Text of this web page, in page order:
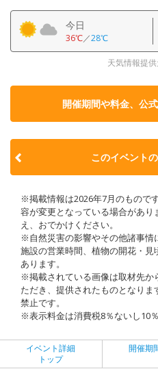
今日
36℃／28℃
天気情報提
開催期間や料金、公
このイベント
※掲載情報は2026年7月のもので
容が変更となっている場合があり
え、おでかけください。
※自然災害の影響やその他諸事情
施設の営業時間、植物の開花・
あります。
※掲載されている画像は取材先か
ただき、提供されたものとなり
禁止です。
※表示料金は消費税8％ないし10
イベント詳細
トップ
開催期